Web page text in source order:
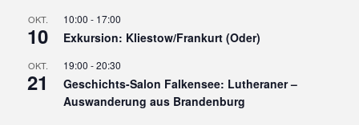
OKT.
10
10:00 - 17:00
Exkursion: Kliestow/Frankurt (Oder)
OKT.
21
19:00 -20:30
Geschichts-Salon Falkensee: Lutheraner –
Auswanderung aus Brandenburg